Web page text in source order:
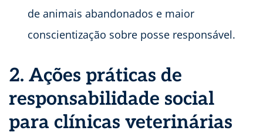
de animais abandonados e maior
conscientização sobre posse responsável.
2. Ações práticas de
responsabilidade social
para clínicas veterinárias